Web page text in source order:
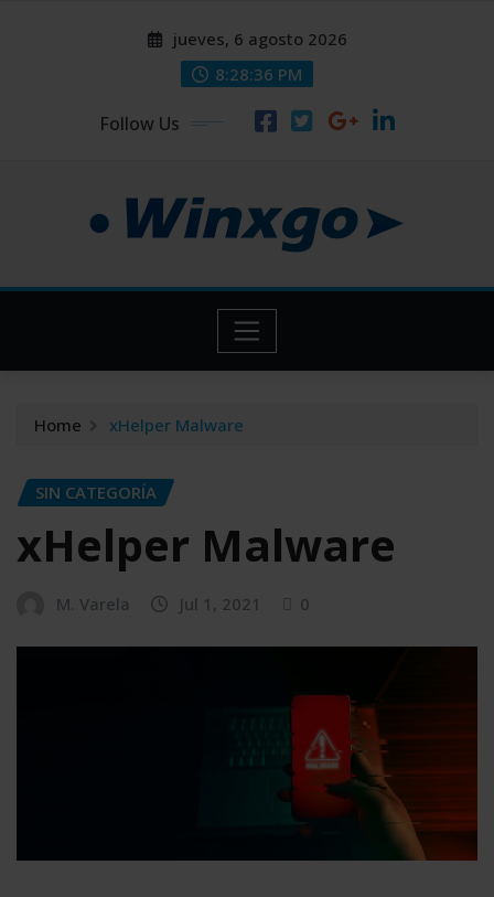
jueves, 6 agosto 2026
8:28:36 PM
Follow Us
Home xHelper Malware
SIN CATEGORÍA
xHelper Malware
M. Varela Jul 1, 2021 0